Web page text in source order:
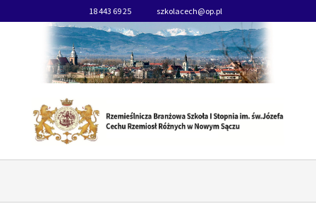
18 443 69 25 szkolacech@op.pl